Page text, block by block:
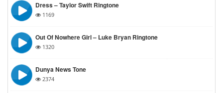
Dress – Taylor Swift Ringtone
1169
Out Of Nowhere Girl – Luke Bryan Ringtone
1320
Dunya News Tone
2374